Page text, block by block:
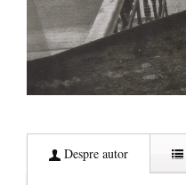
Despre autor